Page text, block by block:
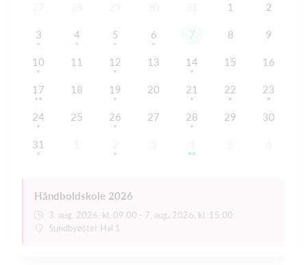
1 2
3 4 5 6 7 8 9
10 11 12 13 14 15 16
17 18 19 20 21 22 23
24 25 26 27 28 29 30
31
Håndboldskole 2026
3. aug. 2026, kl. 09.00 - 7. aug. 2026, kl. 15.00
Sundbyøster Hal 1